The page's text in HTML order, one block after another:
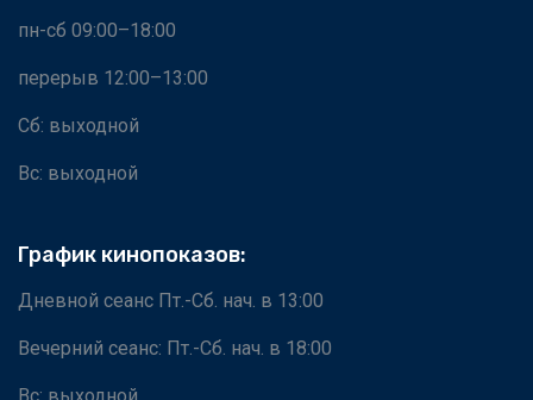
пн-сб 09:00–18:00
перерыв 12:00–13:00
Сб: выходной
Вс: выходной
График кинопоказов:
Дневной сеанс Пт.-Сб. нач. в 13:00
Вечерний сеанс: Пт.-Сб. нач. в 18:00